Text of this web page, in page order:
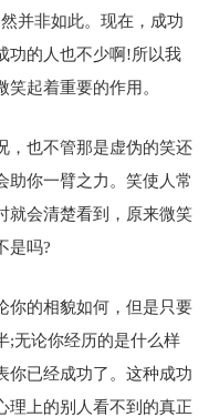
并非如此。现在，成功
功的人也不少啊!所以我
起着重要的作用。
，也不管那是虚伪的笑还
助你一臂之力。笑使人常
就会清楚看到，原来微笑
是吗?
你的相貌如何，但是只要
;无论你经历的是什么样
你已经成功了。这种成功
理上的别人看不到的真正